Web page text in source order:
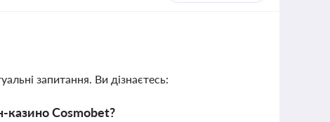
запитання. Ви дізнаєтесь:
казино Cosmobet?